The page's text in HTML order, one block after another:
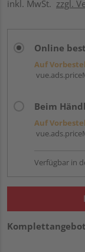
inkl. MwSt. zzgl.
Online
Auf
Beim
Auf
Verfügbar in